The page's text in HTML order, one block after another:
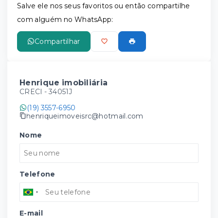
Salve ele nos seus favoritos ou então compartilhe
com alguém no WhatsApp:
Compartilhar
Henrique imobiliária
CRECI - 34051J
(19) 3557-6950
henriqueimoveisrc@hotmail.com
Nome
Telefone
E-mail